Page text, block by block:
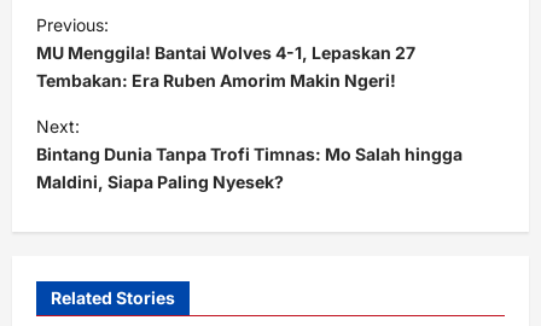
o
s
t
n
a
v
g
Previous:
MU Menggila! Bantai Wolves 4-1, Lepaskan 27
Tembakan: Era Ruben Amorim Makin Ngeri!
Next:
Bintang Dunia Tanpa Trofi Timnas: Mo Salah hingga
Maldini, Siapa Paling Nyesek?
Related Stories